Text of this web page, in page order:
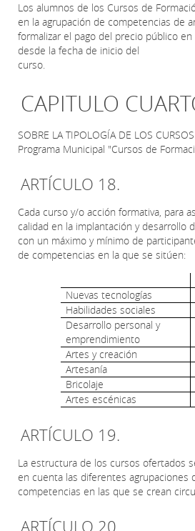
Los alumnos de los Cursos de
en la agrupación de competencias de
formalizar el pago del precio público
desde la fecha de inicio del
CAPITULO
SOBRE LA TIPOLOGÍA DE LOS
Programa Municipal "Cursos de
ARTÍCULO 18.
Cada curso y/o acción formativa, para
calidad en la implantación y desarrollo
con un máximo y mínimo de
de competencias en la que se sitúen:
Nuevas tecnologías
Habilidades sociales
Desarrollo personal y
emprendimiento
Artes y creación
Artesanía
Bricolaje
Artes escénicas
ARTÍCULO 19.
La estructura de los cursos ofertados
en cuenta las diferentes agrupaciones
competencias en las que se crean
ARTÍCULO 20.